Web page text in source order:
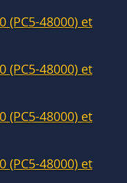
(PC5-48000) et
(PC5-48000) et
(PC5-48000) et
(PC5-48000) et